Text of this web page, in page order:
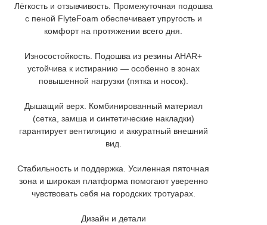
Лёгкость и отзывчивость. Промежуточная подошва
с пеной FlyteFoam обеспечивает упругость и
комфорт на протяжении всего дня.
Износостойкость. Подошва из резины AHAR+
устойчива к истиранию — особенно в зонах
повышенной нагрузки (пятка и носок).
Дышащий верх. Комбинированный материал
(сетка, замша и синтетические накладки)
гарантирует вентиляцию и аккуратный внешний
вид.
Стабильность и поддержка. Усиленная пяточная
зона и широкая платформа помогают уверенно
чувствовать себя на городских тротуарах.
Дизайн и детали